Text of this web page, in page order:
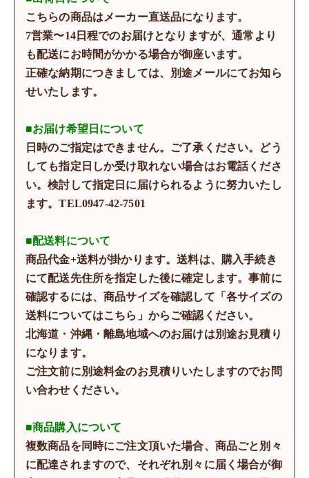
こちらの商品はメーカー直送品になります。
7営業〜14日程でのお届けとなりますが、通常より
も配送にお時間がかかる場合が御座います。
正確な納期につきましては、別途メールにてお知ら
せいたします。
■お届け希望日について
日時のご指定はできません。ご了承ください。どう
しても指定日しか受け取れない場合はお電話くださ
い。検討して指定日に届けられるように努力いたし
ます。TEL0947-42-7501
■配送料について
商品代金+送料が掛かります。送料は、購入手続き
にて配送先住所を指定した後に確定します。事前に
確認するには、商品サイズを確認して「各サイズの
送料についてはこちら」からご確認ください。
北海道・沖縄・離島地域へのお届けは別途お見積り
になります。
ご注文前に別途料金のお見積りいたしますのでお問
い合わせください。
■商品購入について
複数商品を同時にご注文頂いた場合、商品ごと別々
に配達されますので、それぞれ別々に届く場合が御